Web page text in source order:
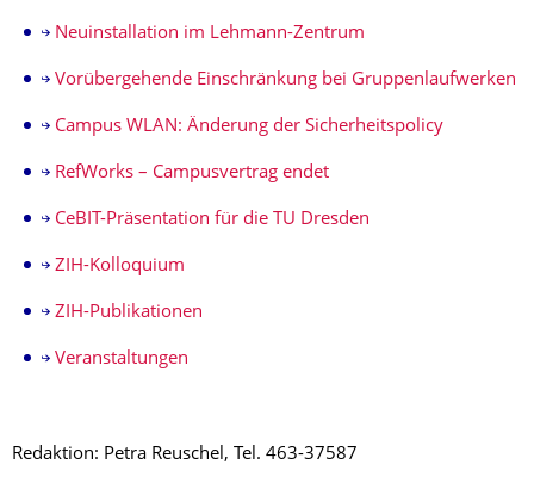
Neuinstallation im Lehmann-Zentrum
Vorübergehende Einschränkung bei Gruppenlaufwerken
Campus WLAN: Änderung der Sicherheitspolicy
RefWorks – Campusvertrag endet
CeBIT-Präsentation für die TU Dresden
ZIH-Kolloquium
ZIH-Publikationen
Veranstaltungen
Redaktion: Petra Reuschel, Tel. 463-37587